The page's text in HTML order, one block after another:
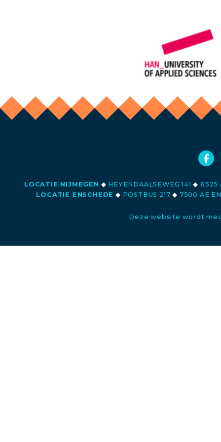
LOCATIE NIJMEGEN ◆ HEYENDAALSEWEG 141◆ 6525
LOCATIE ENSCHEDE ◆ POSTBUS 217◆ 7500 AE
Deze website wordt